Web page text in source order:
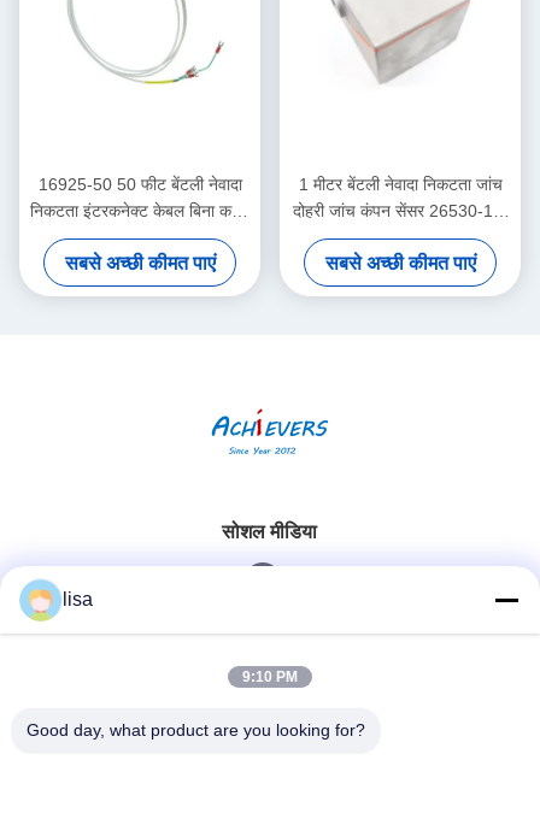
16925-50 50 फीट बेंटली नेवादा
निकटता इंटरकनेक्ट केबल बिना कवच
के
सबसे अच्छी कीमत पाएं
1 मीटर बेंटली नेवादा निकटता जांच
दोहरी जांच कंपन सेंसर 26530-12-
10-00-000-309-00-03-01
सबसे अच्छी कीमत पाएं
सोशल मीडिया
त्वरित संपर्क
lisa
9:10 PM
Good day, what product are you looking for?